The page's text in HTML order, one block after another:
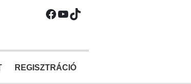
Facebook
YouTube
TikTok
REGISZTRÁCIÓ